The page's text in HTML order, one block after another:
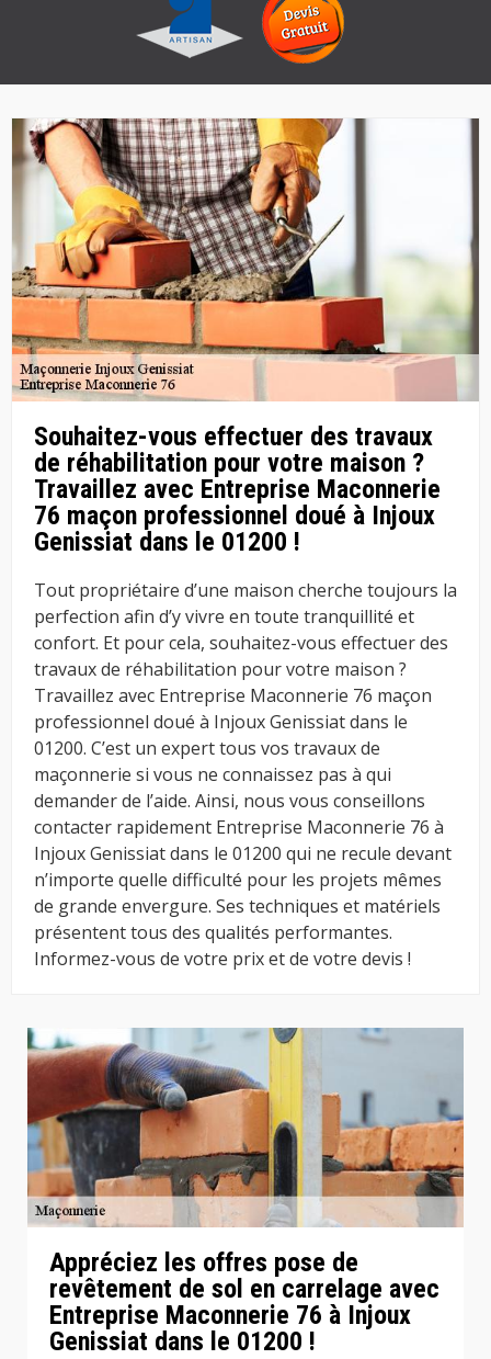
Souhaitez-vous effectuer des travaux
de réhabilitation pour votre maison ?
Travaillez avec Entreprise Maconnerie
76 maçon professionnel doué à Injoux
Genissiat dans le 01200 !
Tout propriétaire d’une maison cherche toujours la
perfection afin d’y vivre en toute tranquillité et
confort. Et pour cela, souhaitez-vous effectuer des
travaux de réhabilitation pour votre maison ?
Travaillez avec Entreprise Maconnerie 76 maçon
professionnel doué à Injoux Genissiat dans le
01200. C’est un expert tous vos travaux de
maçonnerie si vous ne connaissez pas à qui
demander de l’aide. Ainsi, nous vous conseillons
contacter rapidement Entreprise Maconnerie 76 à
Injoux Genissiat dans le 01200 qui ne recule devant
n’importe quelle difficulté pour les projets mêmes
de grande envergure. Ses techniques et matériels
présentent tous des qualités performantes.
Informez-vous de votre prix et de votre devis !
Appréciez les offres pose de
revêtement de sol en carrelage avec
Entreprise Maconnerie 76 à Injoux
Genissiat dans le 01200 !